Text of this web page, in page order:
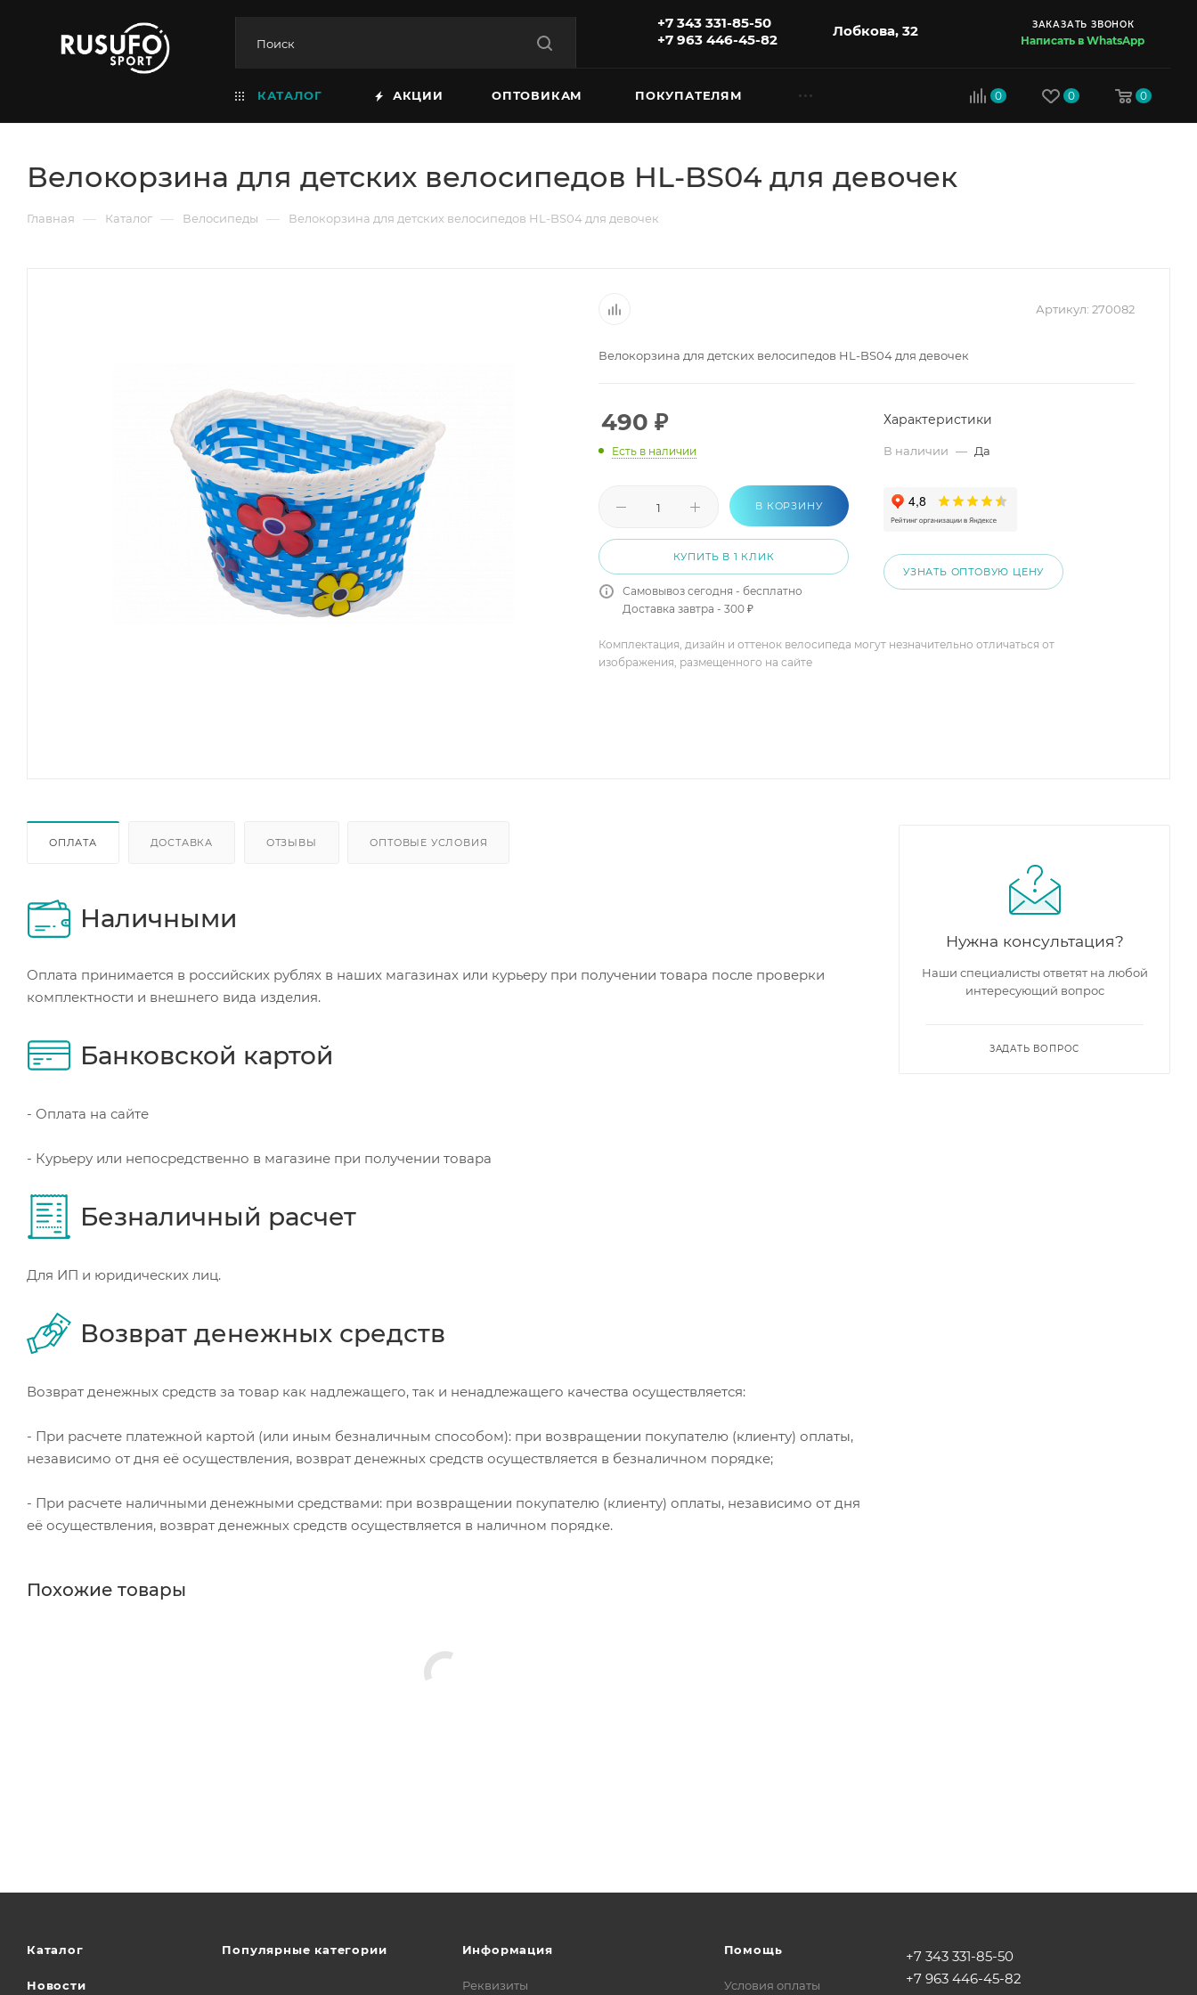
+7 343 331-85-50
+7 963 446-45-82
Лобкова, 32 ЗАКАЗАТЬ ЗВОНОК
Написать в WhatsApp
0 0 0
КАТАЛОГ АКЦИИ ОПТОВИКАМ ПОКУПАТЕЛЯМ
Велокорзина для детских велосипедов HL-BS04 для девочек
Главная — Каталог — Велосипеды — Велокорзина для детских велосипедов HL-BS04 для девочек
Артикул: 270082
Велокорзина для детских велосипедов HL-BS04 для девочек
490 ₽
Есть в наличии
В КОРЗИНУ
КУПИТЬ В 1 КЛИК
Самовывоз сегодня - бесплатно
Доставка завтра - 300 ₽
Характеристики
В наличии — Да
УЗНАТЬ ОПТОВУЮ ЦЕНУ
Комплектация, дизайн и оттенок велосипеда могут незначительно отличаться от
изображения, размещенного на сайте
ОПЛАТА ДОСТАВКА ОТЗЫВЫ ОПТОВЫЕ УСЛОВИЯ
Наличными
Оплата принимается в российских рублях в наших магазинах или курьеру при получении товара после проверки
комплектности и внешнего вида изделия.
Банковской картой
- Оплата на сайте
- Курьеру или непосредственно в магазине при получении товара
Безналичный расчет
Для ИП и юридических лиц.
Возврат денежных средств
Возврат денежных средств за товар как надлежащего, так и ненадлежащего качества осуществляется:
- При расчете платежной картой (или иным безналичным способом): при возвращении покупателю (клиенту) оплаты,
независимо от дня её осуществления, возврат денежных средств осуществляется в безналичном порядке;
- При расчете наличными денежными средствами: при возвращении покупателю (клиенту) оплаты, независимо от дня
её осуществления, возврат денежных средств осуществляется в наличном порядке.
Похожие товары
Нужна консультация?
Наши специалисты ответят на любой
интересующий вопрос
ЗАДАТЬ ВОПРОС
Каталог
Новости
Популярные категории Информация
Реквизиты
Помощь
Условия оплаты
+7 343 331-85-50
+7 963 446-45-82